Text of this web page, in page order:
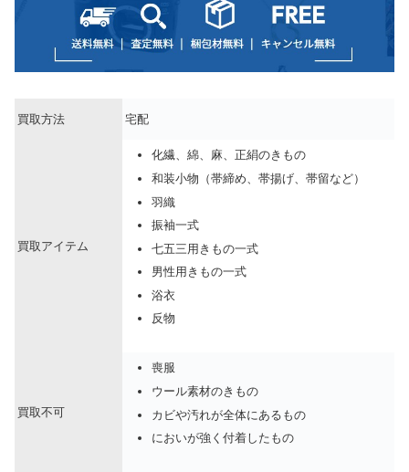
買取方法 宅配
買取アイテム
化繊、綿、麻、正絹のきもの
和装小物（帯締め、帯揚げ、帯留など）
羽織
振袖一式
七五三用きもの一式
男性用きもの一式
浴衣
反物
買取不可
喪服
ウール素材のきもの
カビや汚れが全体にあるもの
においが強く付着したもの